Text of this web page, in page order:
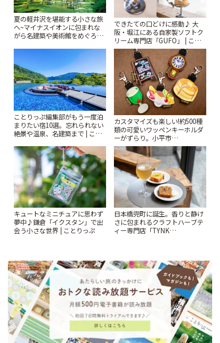
夏の軽井沢を堪能する小さな旅
へ~マイナスイオンに包まれな
がら名建築や美術館をめぐろう
できたての口どけに感動♪ 大
阪・堀江にある自家製ソフトク
リーム専門店「GUFO」 | こと
りっぷ
ことりっぷ編集部がもう一度泊
まりたい宿10選。忘れられない
絶景や温泉、名建築まで | こと
カスタマイズも楽しい!約500種
類の可愛いワッペンキーホルダ
ーがずらり。小平市
「Kimamaya T&K」 | ことりっ
ぷ
キュートなミニチュアに思わず
夢中♪鎌倉「イクスタン」で出
会う小さな世界 | ことりっぷ
日本橋兜町に誕生。香りと静け
さに包まれるクラフトハーブテ
ィー専門店「TYNK